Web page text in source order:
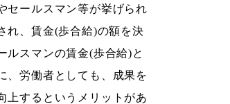
セールスマン等が挙げられ
れ、賃金(歩合給)の額を決
ルスマンの賃金(歩合給)と
、労働者としても、成果を
上するというメリットがあ